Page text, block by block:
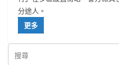
分途人。
更多